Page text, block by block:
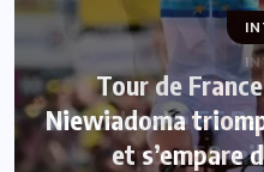
Tour de
Niewiadoma
et s’empare
Mercato : Le FC
pour 50